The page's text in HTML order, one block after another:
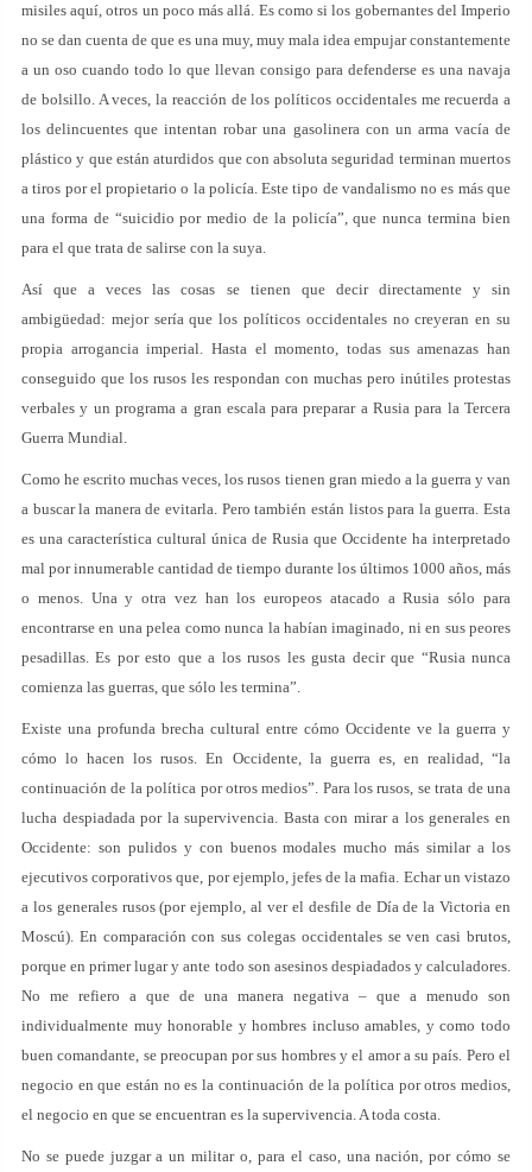
misiles aquí, otros un poco más allá. Es como si los gobernantes del Imperio
no se dan cuenta de que es una muy, muy mala idea empujar constantemente
a un oso cuando todo lo que llevan consigo para defenderse es una navaja
de bolsillo. A veces, la reacción de los políticos occidentales me recuerda a
los delincuentes que intentan robar una gasolinera con un arma vacía de
plástico y que están aturdidos que con absoluta seguridad terminan muertos
a tiros por el propietario o la policía. Este tipo de vandalismo no es más que
una forma de “suicidio por medio de la policía”, que nunca termina bien
para el que trata de salirse con la suya.
Así que a veces las cosas se tienen que decir directamente y sin
ambigüedad: mejor sería que los políticos occidentales no creyeran en su
propia arrogancia imperial. Hasta el momento, todas sus amenazas han
conseguido que los rusos les respondan con muchas pero inútiles protestas
verbales y un programa a gran escala para preparar a Rusia para la Tercera
Guerra Mundial.
Como he escrito muchas veces, los rusos tienen gran miedo a la guerra y van
a buscar la manera de evitarla. Pero también están listos para la guerra. Esta
es una característica cultural única de Rusia que Occidente ha interpretado
mal por innumerable cantidad de tiempo durante los últimos 1000 años, más
o menos. Una y otra vez han los europeos atacado a Rusia sólo para
encontrarse en una pelea como nunca la habían imaginado, ni en sus peores
pesadillas. Es por esto que a los rusos les gusta decir que “Rusia nunca
comienza las guerras, que sólo les termina”.
Existe una profunda brecha cultural entre cómo Occidente ve la guerra y
cómo lo hacen los rusos. En Occidente, la guerra es, en realidad, “la
continuación de la política por otros medios”. Para los rusos, se trata de una
lucha despiadada por la supervivencia. Basta con mirar a los generales en
Occidente: son pulidos y con buenos modales mucho más similar a los
ejecutivos corporativos que, por ejemplo, jefes de la mafia. Echar un vistazo
a los generales rusos (por ejemplo, al ver el desfile de Día de la Victoria en
Moscú). En comparación con sus colegas occidentales se ven casi brutos,
porque en primer lugar y ante todo son asesinos despiadados y calculadores.
No me refiero a que de una manera negativa – que a menudo son
individualmente muy honorable y hombres incluso amables, y como todo
buen comandante, se preocupan por sus hombres y el amor a su país. Pero el
negocio en que están no es la continuación de la política por otros medios,
el negocio en que se encuentran es la supervivencia. A toda costa.
No se puede juzgar a un militar o, para el caso, una nación, por cómo se